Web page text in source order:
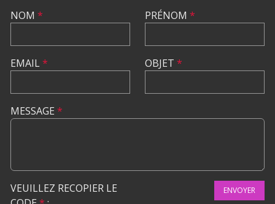
NOM *
EMAIL*
PRÉNOM *
OBJET *
MESSAGE *
VEUILLEZ RECOPIER LE
ENVOYER